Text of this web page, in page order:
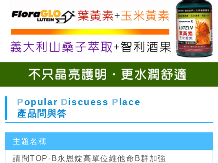
Popular Discuess P lace
產品問與答
主題名稱
請問TOP-B永恩錠高單位維他命B群加強